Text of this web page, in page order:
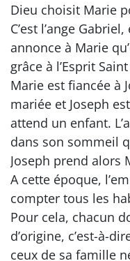
Dieu choisit Marie
C’est l’ange
annonce à Marie
grâce à l’Esprit
Marie est fiancée à
mariée et Joseph
attend un enfant.
dans son sommeil
Joseph prend alors
A cette époque,
compter tous les
Pour cela, chacun
d’origine, c’est-à-
ceux de sa famille